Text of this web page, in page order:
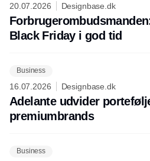
20.07.2026 Designbase.dk
Black Friday i god tid
Business
16.07.2026 Designbase.dk
Adelante udvider
premiumbrands
Business